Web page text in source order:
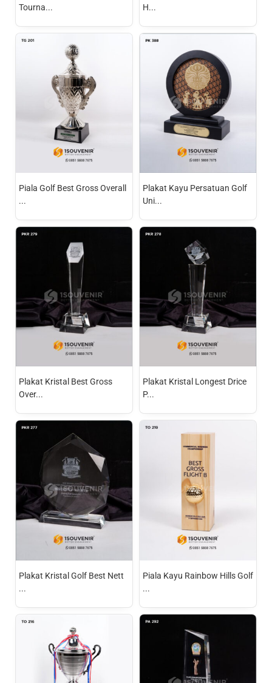
Tourna...
H...
Piala Golf Best Gross Overall
...
Plakat Kayu Persatuan Golf
Uni...
Plakat Kristal Best Gross
Over...
Plakat Kristal Longest Drice
P...
Plakat Kristal Golf Best Nett
...
Piala Kayu Rainbow Hills Golf
...